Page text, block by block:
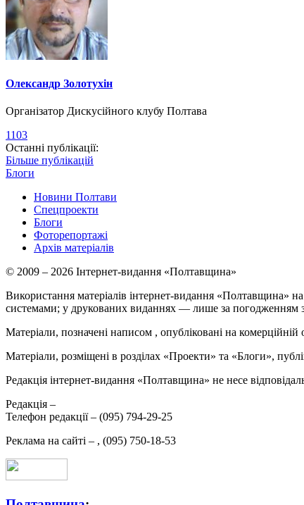
Олександр Золотухін
Організатор Дискусійного клубу Полтава
1103
Останні публікації:
Більше публікацій
Блоги
Новини Полтави
Спецпроекти
Блоги
Фоторепортажі
Архів матеріалів
© 2009 – 2026 Інтернет-видання «Полтавщина»
Використання матеріалів інтернет-видання «Полтавщина»
системами; у друкованих виданнях — лише за погодженням
Матеріали, позначені написом , опубліковані на комерційній
Матеріали, розміщені в розділах «Проекти» та «Блоги»,
Редакція інтернет-видання «Полтавщина» не несе
Редакція –
Телефон редакції – (095) 794-29-25
Реклама на сайті – , (095) 750-18-53